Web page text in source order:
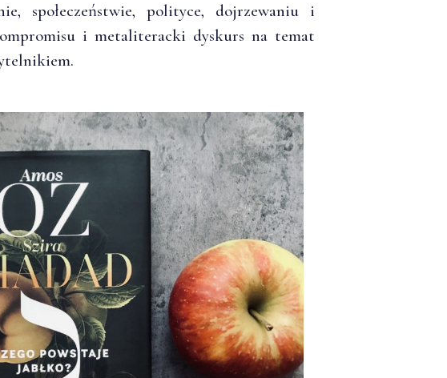
społeczeństwie, polityce, dojrzewaniu i
i metaliteracki dyskurs na temat